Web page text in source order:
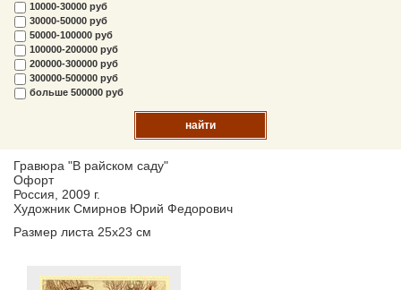
10000-30000 руб
30000-50000 руб
50000-100000 руб
100000-200000 руб
200000-300000 руб
300000-500000 руб
больше 500000 руб
найти
Гравюра "В райском саду"
Офорт
Россия, 2009 г.
Художник Смирнов Юрий Федорович
Размер листа 25х23 см